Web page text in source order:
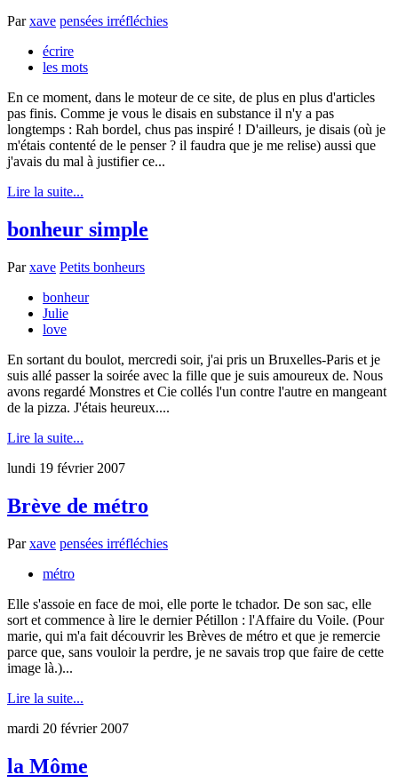
Parxave pensées irréfléchies
écrire
les mots
En ce moment, dans le moteur de ce site, de plus en plus d'articles
pas finis. Comme je vous le disais en substance il n'y a pas
longtemps : Rah bordel, chus pas inspiré ! D'ailleurs, je disais (où je
m'étais contenté de le penser ? il faudra que je me relise) aussi que
j'avais du mal à justifier ce...
Lire la suite...
bonheur simple
Parxave Petits bonheurs
bonheur
Julie
love
En sortant du boulot, mercredi soir, j'ai pris un Bruxelles-Paris et je
suis allé passer la soirée avec la fille que je suis amoureux de. Nous
avons regardé Monstres et Cie collés l'un contre l'autre en mangeant
de la pizza. J'étais heureux....
Lire la suite...
lundi 19 février 2007
Brève de métro
Parxave pensées irréfléchies
métro
Elle s'assoie en face de moi, elle porte le tchador. De son sac, elle
sort et commence à lire le dernier Pétillon : l'Affaire du Voile. (Pour
marie, qui m'a fait découvrir les Brèves de métro et que je remercie
parce que, sans vouloir la perdre, je ne savais trop que faire de cette
image là.)...
Lire la suite...
mardi 20 février 2007
la Môme